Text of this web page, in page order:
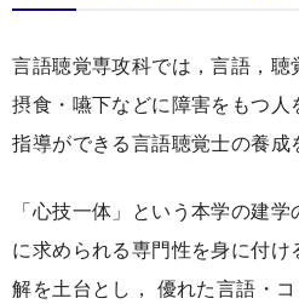
言語聴覚専攻科では，言語，聴
摂食・嚥下などに障害をもつ
指導ができる言語聴覚士の養成
「心技一体」という本学の建
に求められる専門性を身に付け
解を土台とし， 優れた言語・